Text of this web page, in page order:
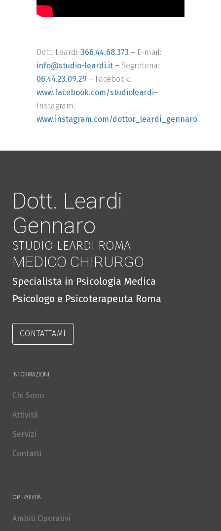
Dott. Leardi: 366.44.68.373 – E-mail:
info@studio-leardi.it – Segreteria:
06.44.23.09.29 – Facebook:
www.facebook.com/studioleardi–
Instagram:
www.instagram.com/dottor_leardi_gennaro
Dott. Leardi
Gennaro
STUDIO LEARDI ROMA
MEDICO CHIRURGO
Specialista in Psicologia Medica
Psicologo e Psicoterapeuta Roma
CONTATTAMI
INFORMAZIONI
Chi Sono
Attività
Servizi
Contatti
OPERATIVITÀ
Ambiti Operativi